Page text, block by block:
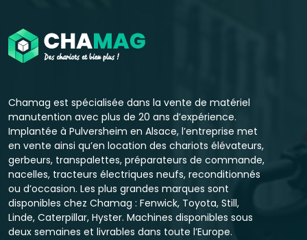
Chamag est spécialisée dans la vente de matériel
manutention avec plus de 20 ans d’expérience.
Implantée à Pulversheim en Alsace, l’entreprise met
en vente ainsi qu’en location des chariots élévateurs,
gerbeurs, transpalettes, préparateurs de commande,
nacelles, tracteurs électriques neufs, reconditionnés
ou d’occasion. Les plus grandes marques sont
disponibles chez Chamag : Fenwick, Toyota, Still,
Linde, Caterpillar, Hyster. Machines disponibles sous
deux semaines et livrables dans toute l’Europe.